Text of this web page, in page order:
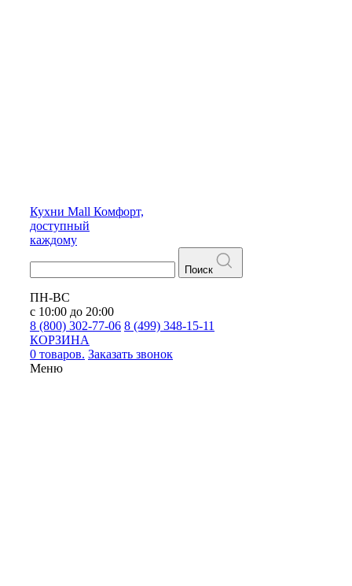
Кухни Mall Комфорт,
доступный
каждому
Поиск
ПН-ВС
с 10:00 до 20:00
8 (800) 302-77-06 8 (499) 348-15-11
КОРЗИНА
0 товаров. Заказать звонок
Меню